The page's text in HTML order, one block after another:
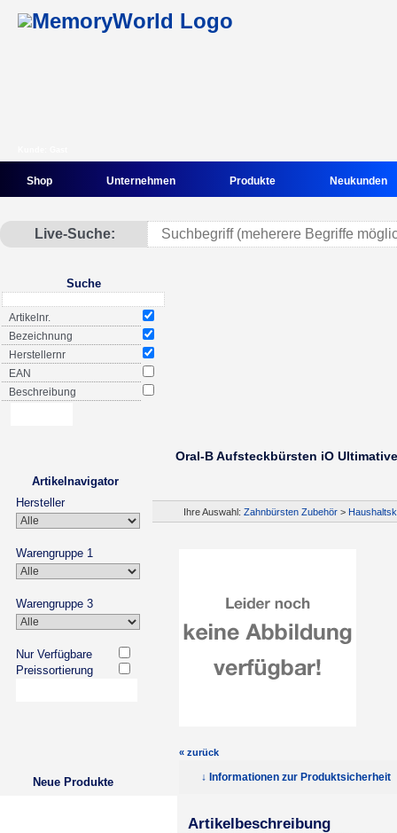
Shop Unternehmen Produkte Neukunden
Live-Suche:
Suche
Artikelnr.
Bezeichnung
Herstellernr
EAN
Beschreibung
Artikelnavigator
Hersteller
Warengruppe 1
Warengruppe 3
Nur Verfügbare
Preissortierung
Neue Produkte
Oral-B Aufsteckbürsten iO
Ihre Auswahl: Zahnbürsten Zubehör >
« zurück
↓ Informationen zur Produktsicherheit
Artikelbeschreibung